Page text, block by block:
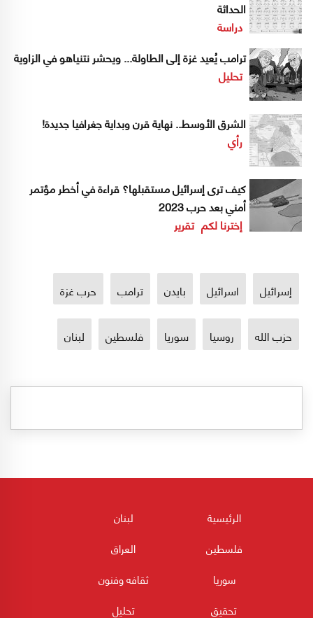
الحداثة
دراسة
ترامب يُعيد غزة إلى الطاولة... ويحشر نتنياهو في الزاوية
تحليل
الشرق الأوسط.. نهاية قرن وبداية جغرافيا جديدة!
رأي
كيف ترى إسرائيل مستقبلها؟ قراءة في أخطر مؤتمر
أمني بعد حرب 2023
إخترنا لكم تقرير
إسرائيل اسرائيل بايدن ترامب حرب غزة
حزب الله روسيا سوريا فلسطين لبنان
الرئيسية
لبنان
فلسطين
العراق
سوريا
ثقافه وفنون
تحقيق
تحليل